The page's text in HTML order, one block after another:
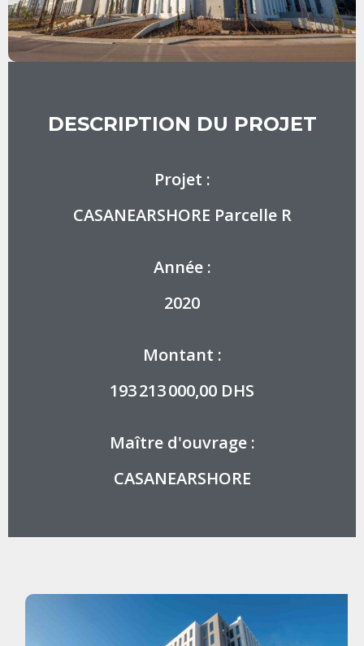
DESCRIPTION DU PROJET
Projet :
CASANEARSHORE Parcelle R
Année :
2020
Montant :
193 213 000,00 DHS
Maître d'ouvrage :
CASANEARSHORE